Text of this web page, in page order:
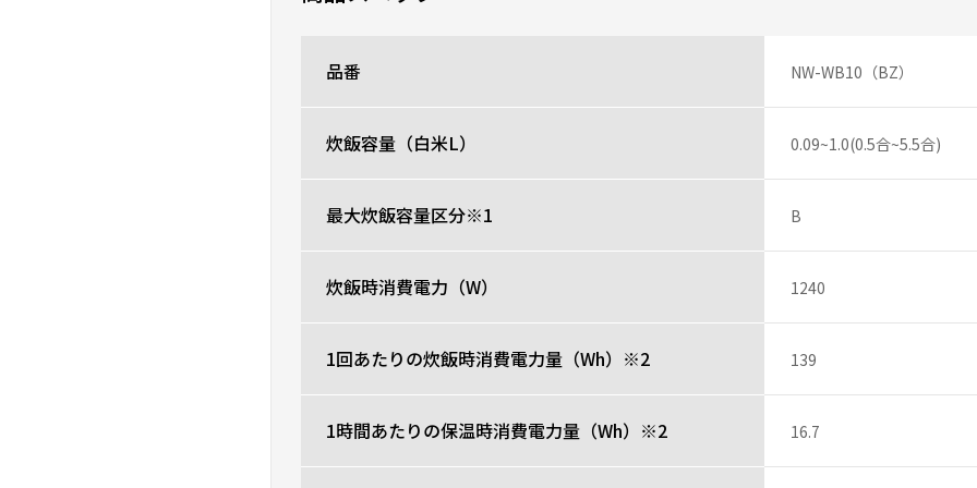
★★★ ★ ★
0人が参考になった 投稿者
米はホントうまい！
ニックネーム：ケンイチ さん
クオリティはベスト
レビュー一覧
品番 NW-WB10（BZ）
炊飯容量（白米L） 0.09~1.0(0.5合~5.5合)
最大炊飯容量区分※1 B
炊飯時消費電力（W） 1240
1回あたりの炊飯時消費電力量（Wh）※2 139
1時間あたりの保温時消費電力量（Wh）※2 16.7